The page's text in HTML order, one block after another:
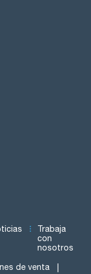
Trabaja
con
nosotros
de venta